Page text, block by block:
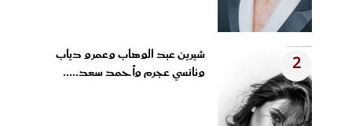
2
شيرين عبد الوهاب وعمرو دياب
ونانسي عجرم وأحمد سعد.....